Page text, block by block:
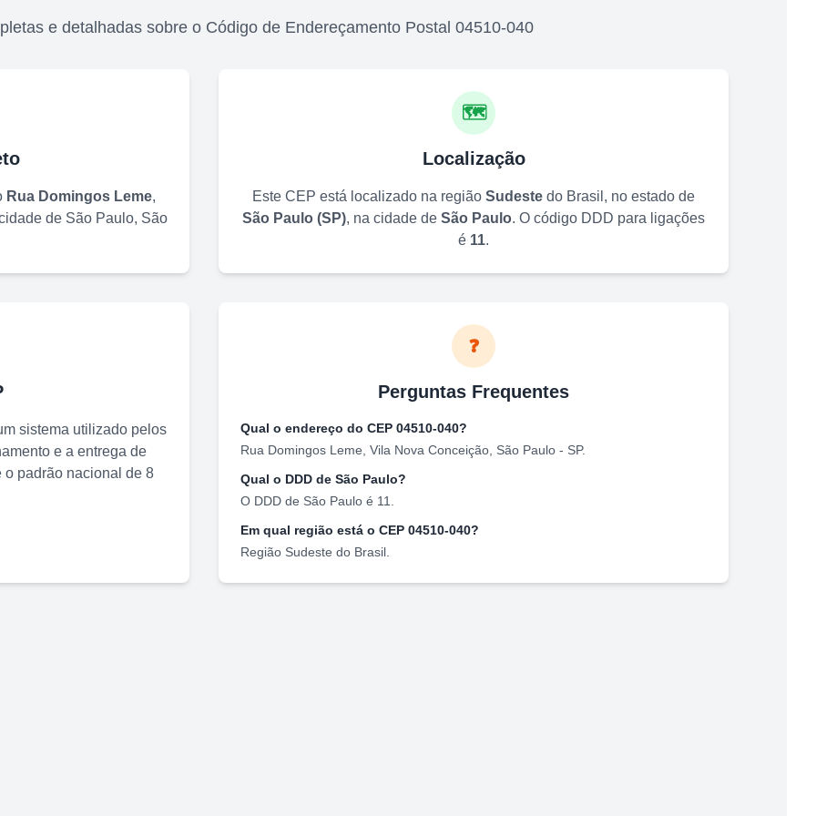
e detalhadas sobre o Código de Endereçamento Postal 04510-040
Rua Domingos Leme,
de São Paulo, São
🗺️
Localização
Este CEP está localizado na região Sudeste do Brasil, no estado de
São Paulo (SP), na cidade de São Paulo. O código DDD para ligações
é 11.
sistema utilizado pelos
e a entrega de
padrão nacional de 8
❓
Perguntas Frequentes
Qual o endereço do CEP 04510-040?
Rua Domingos Leme Vila Nova Conceição São Paulo - SP.
Qual o DDD de São Paulo?
O DDD de São Paulo é 11
Em qual região está o CEP 04510-040?
Região Sudeste do Brasil.